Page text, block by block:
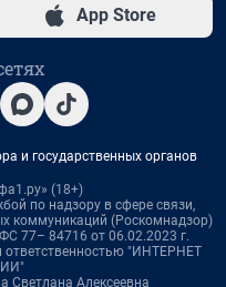
App Store
и государственных органов
(18+)
по надзору в сфере связи,
коммуникаций (Роскомнадзор)
77– 84716 от 06.02.2023 г.
ответственностью "ИНТЕРНЕТ
Светлана Алексеевна